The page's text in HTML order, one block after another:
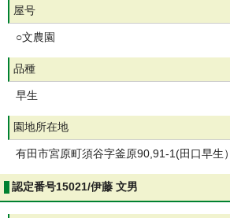
屋号
○文農園
品種
早生
園地所在地
有田市宮原町須谷字釜原90,91-1(田口早生）
認定番号15021/伊藤 文男